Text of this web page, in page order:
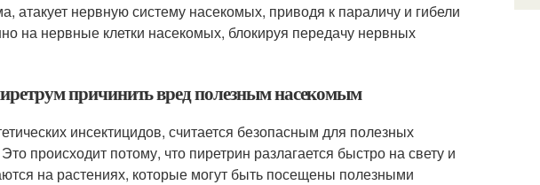
атакует нервную систему насекомых, приводя к параличу и гибели
на нервные клетки насекомых, блокируя передачу нервных
причинить вред полезным насекомым
инсектицидов, считается безопасным для полезных
происходит потому, что пиретрин разлагается быстро на свету и
на растениях, которые могут быть посещены полезными